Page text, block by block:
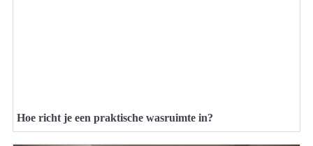
Hoe richt je een praktische wasruimte in?